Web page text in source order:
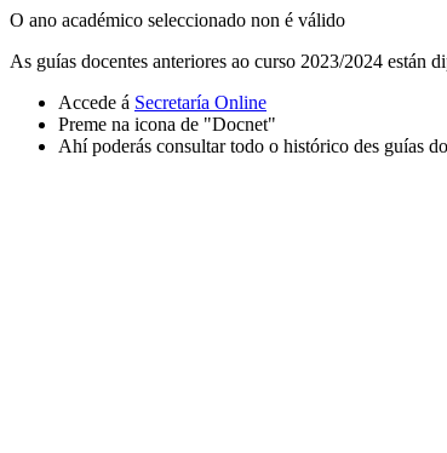
O ano académico seleccionado non é válido
As guías docentes anteriores ao curso 2023/2024 están
Accede á Secretaría Online
Preme na icona de "Docnet"
Ahí poderás consultar todo o histórico des guías